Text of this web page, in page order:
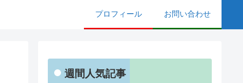
プロフィール お問い合わせ
週間人気記事